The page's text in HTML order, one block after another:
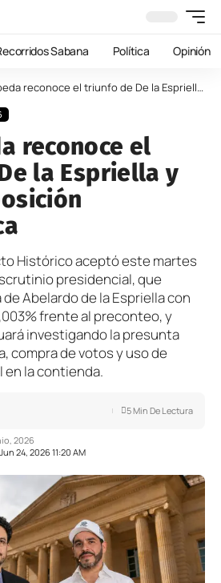
Sabana Política Opinión
el triunfo de De la Espriella y anuncia oposición democrática
reconoce el
la Espriella y
Histórico aceptó este martes
presidencial, que
Abelardo de la Espriella con
frente al preconteo, y
investigando la presunta
compra de votos y uso de
la contienda.
24, 2026 11:20 AM
2026
5 Min De Lectura